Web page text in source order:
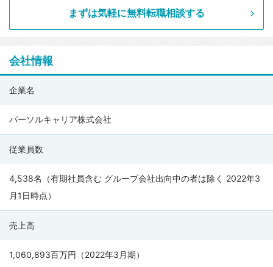
まずは気軽に無料転職相談する
会社情報
ル
企業名
パーソルキャリア株式会社
従業員数
4,538名（有期社員含む グループ会社出向中の者は除く 2022年3
月1日時点）
売上高
1,060,893百万円（2022年3月期）